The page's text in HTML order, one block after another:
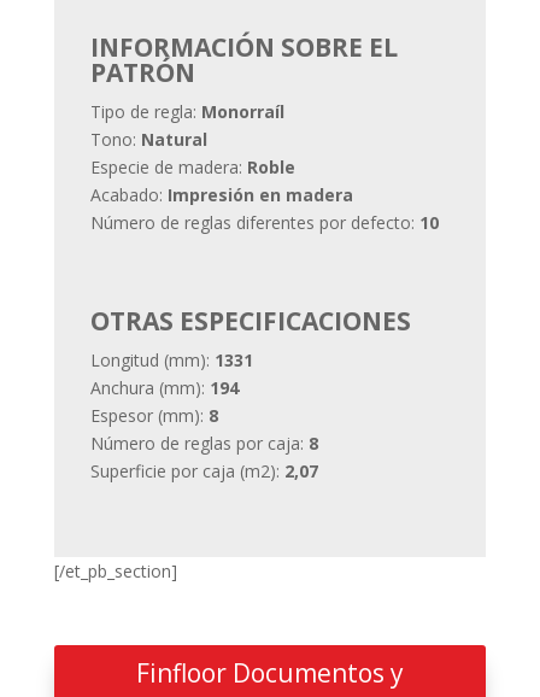
INFORMACIÓN SOBRE EL
PATRÓN
Tipo de regla: Monorraíl
Tono: Natural
Especie de madera: Roble
Acabado: Impresión en madera
Número de reglas diferentes por defecto: 10
OTRAS ESPECIFICACIONES
Longitud (mm): 1331
Anchura (mm): 194
Espesor (mm): 8
Número de reglas por caja: 8
Superficie por caja (m2): 2,07
[/et_pb_section]
Finfloor Documentos y